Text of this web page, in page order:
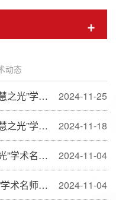
+
动态
2024-11-25
名师讲座
2024-11-18
名师讲座
2024-11-04
名师讲座
2024-11-04
名师讲座